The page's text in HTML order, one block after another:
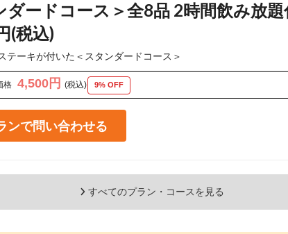
ダードコース＞全8品 2時間飲み放
(税込)
テーキが付いた＜スタンダードコース＞
格 4,500円 (税込) 9% OFF
ンで問い合わせる
すべてのプラン・コースを見る